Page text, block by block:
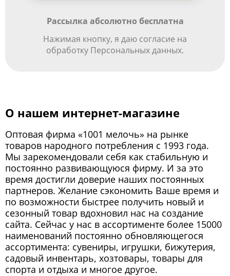
Рассылка абсолютно бесплатна
Нажимая кнопку, я даю согласие на
обработку Персональных данных.
О нашем интернет-магазине
Оптовая фирма «1001 мелочь» на рынке
товаров народного потребления с 1993 года.
Мы зарекомендовали себя как стабильную и
постоянно развивающуюся фирму. И за это
время достигли доверие наших постоянных
партнеров. Желание сэкономить Ваше время и
по возможности быстрее получить новый и
сезонный товар вдохновил нас на создание
сайта. Сейчас у нас в ассортименте более 15000
наименований постоянно обновляющегося
ассортимента: сувениры, игрушки, бижутерия,
садовый инвентарь, хозтовары, товары для
спорта и отдыха и многое другое.